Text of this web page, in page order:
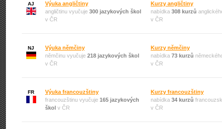
AJ
Výuka angličtiny
angličtinu vyučuje 300 jazykových škol
v ČR
Kurzy angličtiny
nabídka 308 kurzů
v ČR
NJ
Výuka němčiny
němčinu vyučuje 218 jazykových škol
v ČR
Kurzy němčiny
nabídka 73 kurzů
v ČR
FR
Výuka francouzštiny
francouzštinu vyučuje 165 jazykových
škol v ČR
Kurzy francouzštiny
nabídka 34 kurzů
v ČR